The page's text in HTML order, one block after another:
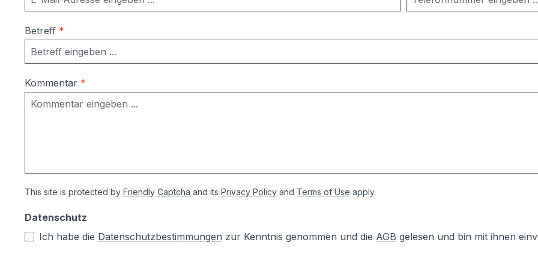
Betreff *
Kommentar *
This site is protected by Friendly Captcha and its Privacy Policy and Terms of Use apply.
Datenschutz
Ich habe die Datenschutzbestimmungen zur Kenntnis genommen und die AGB gelesen und bin mit ihnen